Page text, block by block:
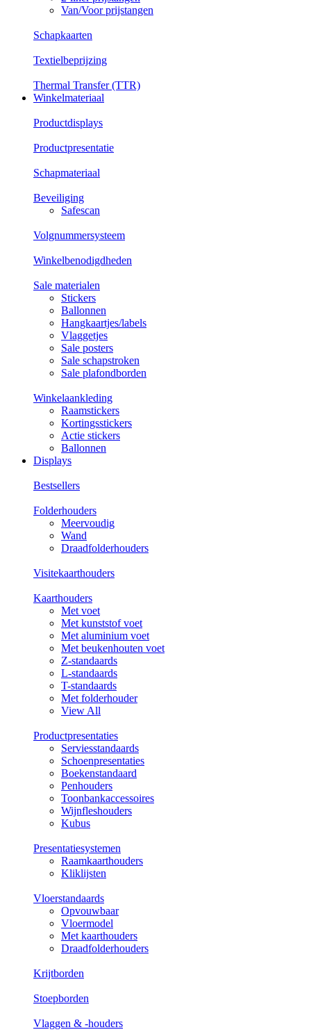
Van/Voor prijstangen
Schapkaarten
Textielbeprijzing
Thermal Transfer (TTR)
Winkelmateriaal
Productdisplays
Productpresentatie
Schapmateriaal
Beveiliging
Safescan
Volgnummersysteem
Winkelbenodigdheden
Sale materialen
Stickers
Ballonnen
Hangkaartjes/labels
Vlaggetjes
Sale posters
Sale schapstroken
Sale plafondborden
Winkelaankleding
Raamstickers
Kortingsstickers
Actie stickers
Ballonnen
Displays
Bestsellers
Folderhouders
Meervoudig
Wand
Draadfolderhouders
Visitekaarthouders
Kaarthouders
Met voet
Met kunststof voet
Met aluminium voet
Met beukenhouten voet
Z-standaards
L-standaards
T-standaards
Met folderhouder
View All
Productpresentaties
Serviesstandaards
Schoenpresentaties
Boekenstandaard
Penhouders
Toonbankaccessoires
Wijnfleshouders
Kubus
Presentatiesystemen
Raamkaarthouders
Kliklijsten
Vloerstandaards
Opvouwbaar
Vloermodel
Met kaarthouders
Draadfolderhouders
Krijtborden
Stoepborden
Vlaggen & -houders